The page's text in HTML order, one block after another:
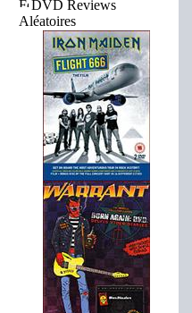
DVD Reviews
Aléatoires